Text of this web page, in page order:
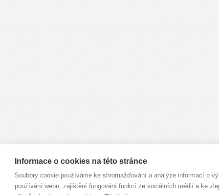
Informace o cookies na této stránce
Soubory cookie používáme ke shromažďování a analýze informací o
používání webu, zajištění fungování funkcí ze sociálních médií a ke